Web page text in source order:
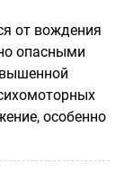
от вождения
опасными
особенно